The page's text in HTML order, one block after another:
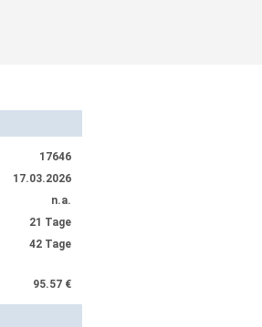
17646
17.03.2026
n.a.
21 Tage
42 Tage
95.57 €